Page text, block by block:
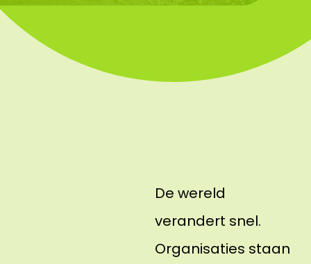
De wereld
verandert snel.
Organisaties staan